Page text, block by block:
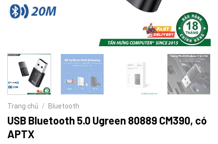
Trang chủ / Bluetooth
USB Bluetooth 5.0 Ugreen 80889 CM390, có
APTX